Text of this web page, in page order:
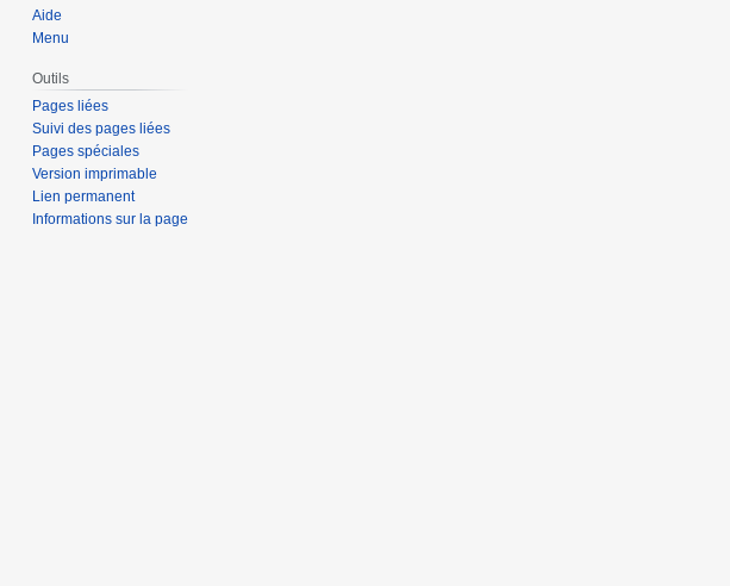
Aide
Menu
Outils
Pages liées
Suivi des pages liées
Pages spéciales
Version imprimable
Lien permanent
Informations sur la page